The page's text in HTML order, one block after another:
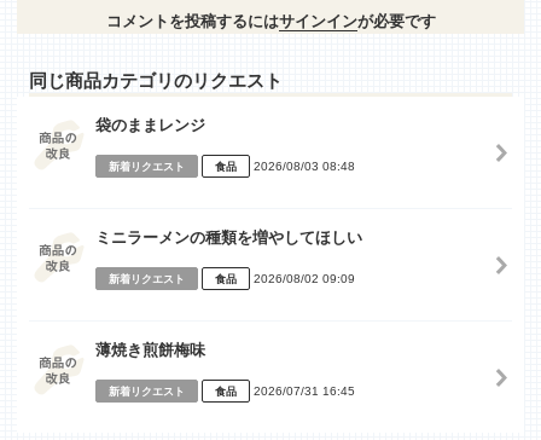
コメントを投稿するにはサインインが必要です
同じ商品カテゴリのリクエスト
袋のままレンジ
新着リクエスト 食品 2026/08/03 08:48
ミニラーメンの種類を増やしてほしい
新着リクエスト 食品 2026/08/02 09:09
薄焼き煎餅梅味
新着リクエスト 食品 2026/07/31 16:45